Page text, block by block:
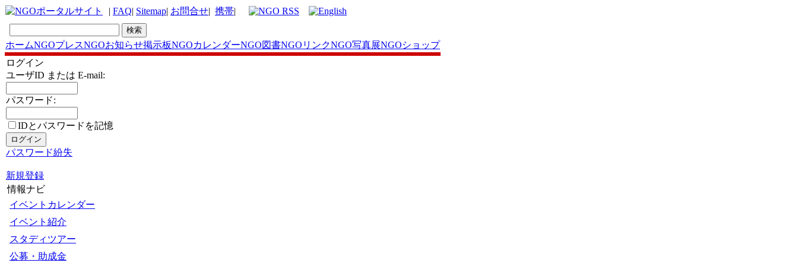
| FAQ| Sitemap| お問合せ| 携帯|
ホームNGOプレスNGOお知らせ掲示板NGOカレンダーNGO図書NGOリンクNGO写真展NGOショップ
ログイン
ユーザID または E-mail:
パスワード:
IDとパスワードを記憶
パスワード紛失
新規登録
情報ナビ
イベントカレンダー
イベント紹介
スタディツアー
公募・助成金